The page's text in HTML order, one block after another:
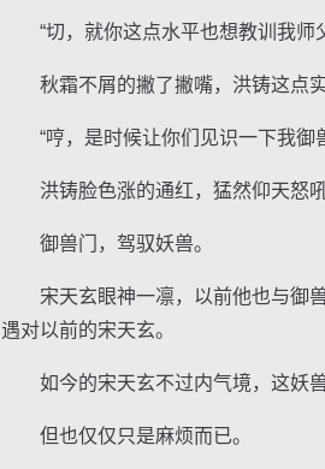
“切，就你这点水平也想教训我师
秋霜不屑的撇了撇嘴，洪铸这点实
“哼，是时候让你们见识一下我御
洪铸脸色涨的通红，猛然仰天怒吼
御兽门，驾驭妖兽。
宋天玄眼神一凛，以前他也与御兽
遇对以前的宋天玄。
如今的宋天玄不过内气境，这妖兽
但也仅仅只是麻烦而已。